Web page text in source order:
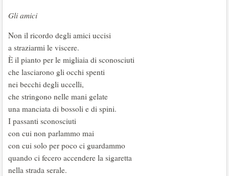
Gli amici
Non il ricordo degli amici uccisi
a straziarmi le viscere.
È il pianto per le migliaia di sconosciuti
che lasciarono gli occhi spenti
nei becchi degli uccelli,
che stringono nelle mani gelate
una manciata di bossoli e di spini.
I passanti sconosciuti
con cui non parlammo mai
con cui solo per poco ci guardammo
quando ci fecero accendere la sigaretta
nella strada serale.